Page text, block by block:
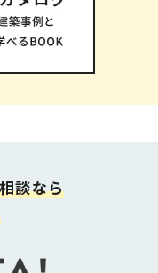
談なら